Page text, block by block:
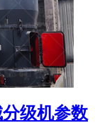
级机参数